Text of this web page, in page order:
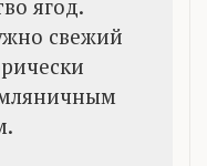
ягод.
свежий